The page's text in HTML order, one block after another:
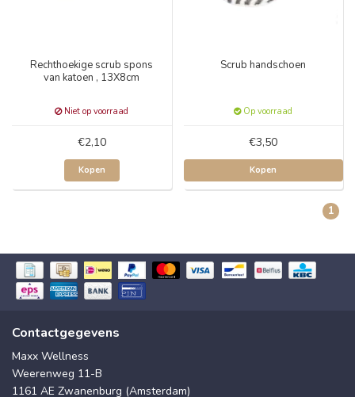
Rechthoekige scrub spons
van katoen , 13X8cm
Niet op voorraad
€2,10
Kopen
Scrub handschoen
Op voorraad
€3,50
Kopen
1
Contactgegevens
Maxx Wellness
Weerenweg 11-B
1161 AE Zwanenburg (Amsterdam)